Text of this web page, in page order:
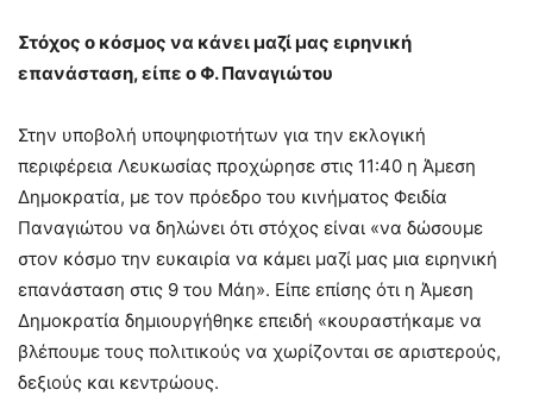
Στόχος ο κόσμος να κάνει μαζί μας ειρηνική
επανάσταση, είπε ο Φ. Παναγιώτου
Στην υποβολή υποψηφιοτήτων για την εκλογική
περιφέρεια Λευκωσίας προχώρησε στις 11:40 η Άμεση
Δημοκρατία, με τον πρόεδρο του κινήματος Φειδία
Παναγιώτου να δηλώνει ότι στόχος είναι «να δώσουμε
στον κόσμο την ευκαιρία να κάμει μαζί μας μια ειρηνική
επανάσταση στις 9 του Μάη». Είπε επίσης ότι η Άμεση
Δημοκρατία δημιουργήθηκε επειδή «κουραστήκαμε να
βλέπουμε τους πολιτικούς να χωρίζονται σε αριστερούς,
δεξιούς και κεντρώους.